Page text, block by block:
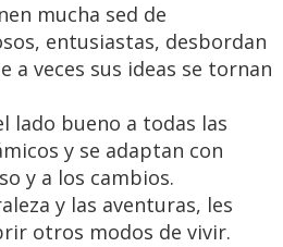
mucha sed de
entusiastas, desbordan
a veces sus ideas se tornan
lado bueno a todas las
y se adaptan con
y a los cambios.
y las aventuras, les
otros modos de vivir.